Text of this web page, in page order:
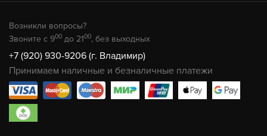
Возникли вопросы?
Звоните с 900 до 2100, без выходных
+7 (920) 930-9206 (г. Владимир)
Принимаем наличные и безналичные платежи